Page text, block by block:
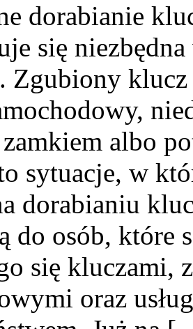
dorabianie
się
Zgubiony
albo
sytuacje, w
dorabianiu
do osób, które
się kluczami,
oraz